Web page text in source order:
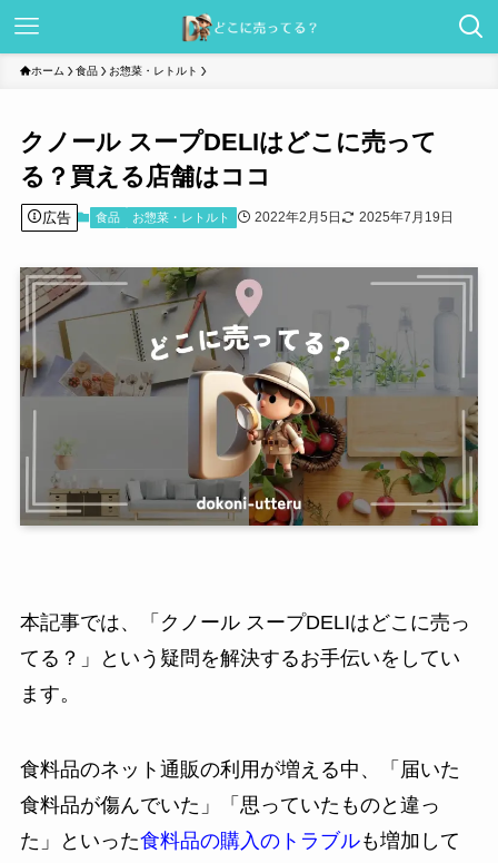
ホーム 食品 お惣菜・レトルト
クノール スープDELIはどこに売って
る？買える店舗はココ
広告 食品 お惣菜・レトルト 2022年2月5日 2025年7月19日
本記事では、「クノール スープDELIはどこに売っ
てる？」という疑問を解決するお手伝いをしてい
ます。
食料品のネット通販の利用が増える中、「届いた
食料品が傷んでいた」「思っていたものと違っ
た」といった食料品の購入のトラブルも増加して